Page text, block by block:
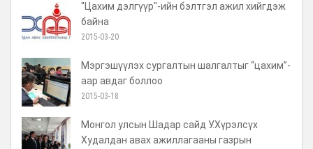
"Цахим дэлгүүр"-ийн бэлтгэл ажил хийгдэж
байна
2015-03-20
Мэргэшүүлэх сургалтын шалгалтыг “цахим”-
аар авдаг боллоо
2015-03-18
Монгол улсын Шадар сайд У.Хүрэлсүх
Худалдан авах ажиллагааны газрын